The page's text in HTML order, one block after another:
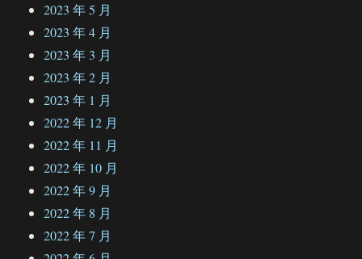
2023 年 5 月
2023 年 4 月
2023 年 3 月
2023 年 2 月
2023 年 1 月
2022 年 12 月
2022 年 11 月
2022 年 10 月
2022 年 9 月
2022 年 8 月
2022 年 7 月